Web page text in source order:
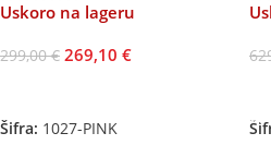
Uskoro na lageru
299,00€ 269,10 €
Šifra: 1027-PINK